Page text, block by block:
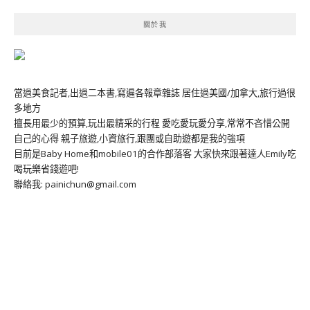
關於我
當過美食記者,出過二本書,寫遍各報章雜誌 居住過美國/加拿大,旅行過很
多地方
擅長用最少的預算,玩出最精采的行程 愛吃愛玩愛分享,常常不吝惜公開
自己的心得 親子旅遊,小資旅行,跟團或自助遊都是我的強項
目前是Baby Home和mobile01的合作部落客 大家快來跟著達人Emily吃
喝玩樂省錢遊吧!
聯絡我: painichun@gmail.com